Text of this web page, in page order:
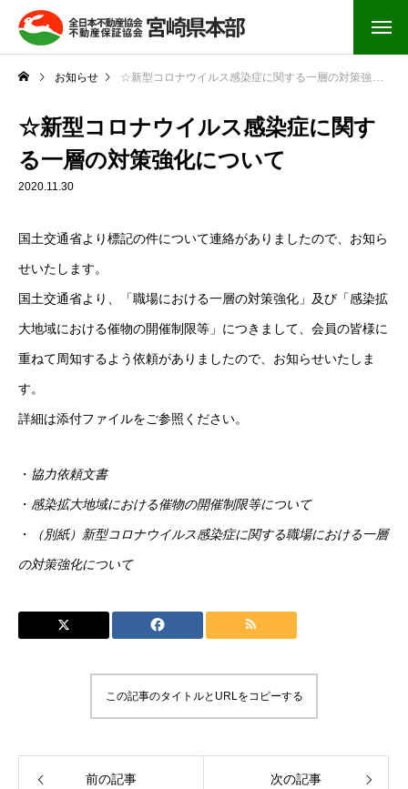
お知らせ ☆新型コロナウイルス感染症に関する一層の対策強化について
☆新型コロナウイルス感染症に関す
る一層の対策強化について
2020.11.30
国土交通省より標記の件について連絡がありましたので、お知ら
せいたします。
国土交通省より、「職場における一層の対策強化」及び「感染拡
大地域における催物の開催制限等」につきまして、会員の皆様に
重ねて周知するよう依頼がありましたので、お知らせいたしま
す。
詳細は添付ファイルをご参照ください。
・ 協力依頼文書
・ 感染拡大地域における催物の開催制限等について
・ （別紙）新型コロナウイルス感染症に関する職場における一層
の対策強化について
この記事のタイトルとURLをコピーする
前の記事 次の記事